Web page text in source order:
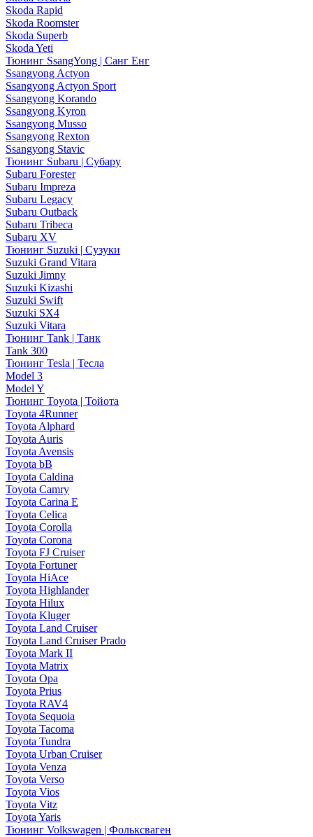
Skoda Rapid
Skoda Roomster
Skoda Superb
Skoda Yeti
Тюнинг SsangYong | Санг Енг
Ssangyong Actyon
Ssangyong Actyon Sport
Ssangyong Korando
Ssangyong Kyron
Ssangyong Musso
Ssangyong Rexton
Ssangyong Stavic
Тюнинг Subaru | Субару
Subaru Forester
Subaru Impreza
Subaru Legacy
Subaru Outback
Subaru Tribeca
Subaru XV
Тюнинг Suzuki | Сузуки
Suzuki Grand Vitara
Suzuki Jimny
Suzuki Kizashi
Suzuki Swift
Suzuki SX4
Suzuki Vitara
Тюнинг Tank | Танк
Tank 300
Тюнинг Tesla | Тесла
Model 3
Model Y
Тюнинг Toyota | Тойота
Toyota 4Runner
Toyota Alphard
Toyota Auris
Toyota Avensis
Toyota bB
Toyota Caldina
Toyota Camry
Toyota Carina E
Toyota Celica
Toyota Corolla
Toyota Corona
Toyota FJ Cruiser
Toyota Fortuner
Toyota HiAce
Toyota Highlander
Toyota Hilux
Toyota Kluger
Toyota Land Cruiser
Toyota Land Cruiser Prado
Toyota Mark II
Toyota Matrix
Toyota Opa
Toyota Prius
Toyota RAV4
Toyota Sequoia
Toyota Tacoma
Toyota Tundra
Toyota Urban Cruiser
Toyota Venza
Toyota Verso
Toyota Vios
Toyota Vitz
Toyota Yaris
Тюнинг Volkswagen | Фольксваген